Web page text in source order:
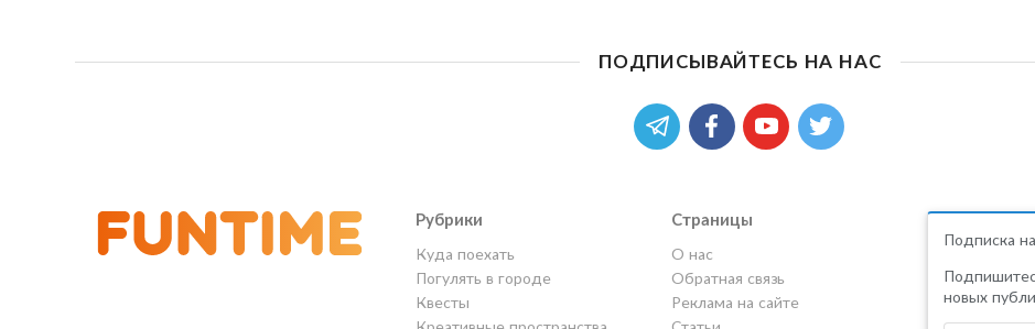
ПОДПИСЫВАЙТЕСЬ НА НАС
Рубрики
Куда поехать
Погулять в городе
Квесты
Страницы
О нас
Обратная связь
Реклама на сайте
Подписка
новых